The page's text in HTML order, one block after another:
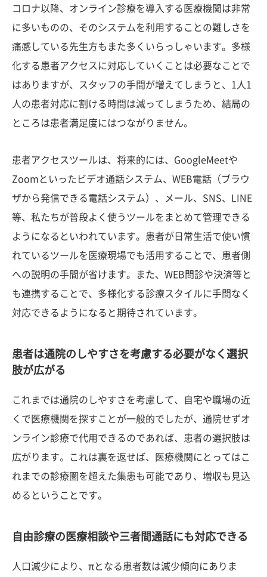
コロナ以降、オンライン診療を導入する医療機関は非常
に多いものの、そのシステムを利用することの難しさを
痛感している先生方もまた多くいらっしゃいます。多様
化する患者アクセスに対応していくことは必要なことで
はありますが、スタッフの手間が増えてしまうと、1人1
人の患者対応に割ける時間は減ってしまうため、結局の
ところは患者満足度にはつながりません。
患者アクセスツールは、将来的には、GoogleMeetや
Zoomといったビデオ通話システム、WEB電話（ブラウ
ザから発信できる電話システム）、メール、SNS、LINE
等、私たちが普段よく使うツールをまとめて管理できる
ようになるといわれています。患者が日常生活で使い慣
れているツールを医療現場でも活用することで、患者側
への説明の手間が省けます。また、WEB問診や決済等と
も連携することで、多様化する診療スタイルに手間なく
対応できるようになると期待されています。
患者は通院のしやすさを考慮する必要がなく選択
肢が広がる
これまでは通院のしやすさを考慮して、自宅や職場の近
くで医療機関を探すことが一般的でしたが、通院せずオ
ンライン診療で代用できるのであれば、患者の選択肢は
広がります。これは裏を返せば、医療機関にとってはこ
れまでの診療圏を超えた集患も可能であり、増収も見込
めるということです。
自由診療の医療相談や三者間通話にも対応できる
人口減少により、πとなる患者数は減少傾向にありま